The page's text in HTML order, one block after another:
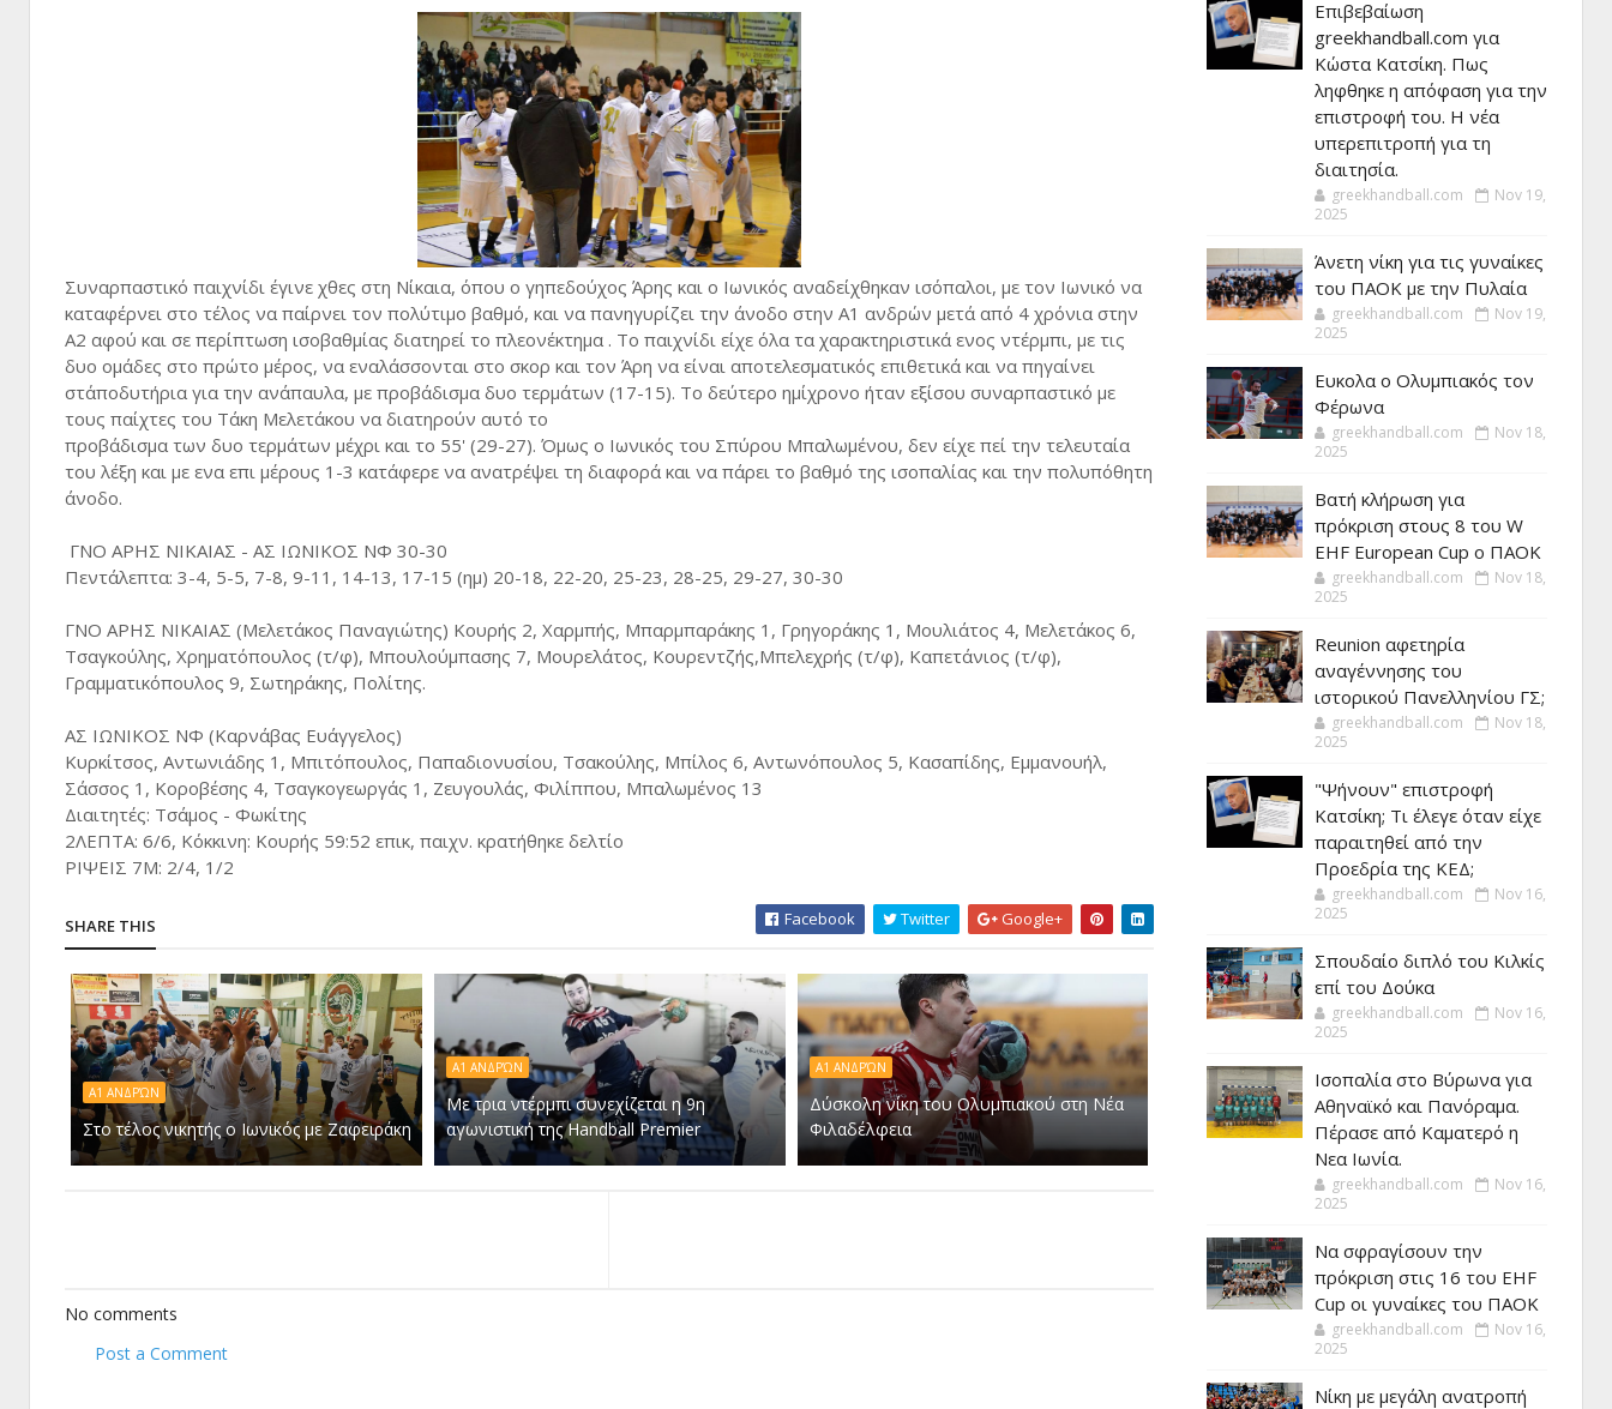
Συναρπαστικό παιχνίδι έγινε χθες στη Νίκαια, όπου ο γηπεδούχος Άρης και ο Ιωνικός αναδείχθηκαν ισόπαλοι, με τον Ιωνικό να
καταφέρνει στο τέλος να παίρνει τον πολύτιμο βαθμό, και να πανηγυρίζει την άνοδο στην Α1 ανδρών μετά από 4 χρόνια στην
Α2 αφού και σε περίπτωση ισοβαθμίας διατηρεί το πλεονέκτημα . Το παιχνίδι είχε όλα τα χαρακτηριστικά ενος ντέρμπι, με τις
δυο ομάδες στο πρώτο μέρος, να εναλάσσονται στο σκορ και τον Άρη να είναι αποτελεσματικός επιθετικά και να πηγαίνει
στ΄αποδυτήρια για την ανάπαυλα, με προβάδισμα δυο τερμάτων (17-15). Το δεύτερο ημίχρονο ήταν εξίσου συναρπαστικό με
τους παίχτες του Τάκη Μελετάκου να διατηρούν αυτό το
προβάδισμα των δυο τερμάτων μέχρι και το 55' (29-27). Όμως ο Ιωνικός του Σπύρου Μπαλωμένου, δεν είχε πεί την τελευταία
του λέξη και με ενα επι μέρους 1-3 κατάφερε να ανατρέψει τη διαφορά και να πάρει το βαθμό της ισοπαλίας και την πολυπόθητη
άνοδο.
ΓΝΟ ΑΡΗΣ ΝΙΚΑΙΑΣ - ΑΣ ΙΩΝΙΚΟΣ ΝΦ 30-30
Πεντάλεπτα: 3-4, 5-5, 7-8, 9-11, 14-13, 17-15 (ημ) 20-18, 22-20, 25-23, 28-25, 29-27, 30-30
ΓΝΟ ΑΡΗΣ ΝΙΚΑΙΑΣ (Μελετάκος Παναγιώτης) Κουρής 2, Χαρμπής, Μπαρμπαράκης 1, Γρηγοράκης 1, Μουλιάτος 4, Μελετάκος 6,
Τσαγκούλης, Χρηματόπουλος (τ/φ), Μπουλούμπασης 7, Μουρελάτος, Κουρεντζής,Μπελεχρής (τ/φ), Καπετάνιος (τ/φ),
Γραμματικόπουλος 9, Σωτηράκης, Πολίτης.
ΑΣ ΙΩΝΙΚΟΣ ΝΦ (Καρνάβας Ευάγγελος)
Κυρκίτσος, Αντωνιάδης 1, Μπιτόπουλος, Παπαδιονυσίου, Τσακούλης, Μπίλος 6, Αντωνόπουλος 5, Κασαπίδης, Εμμανουήλ,
Σάσσος 1, Κοροβέσης 4, Τσαγκογεωργάς 1, Ζευγουλάς, Φιλίππου, Μπαλωμένος 13
Διαιτητές: Τσάμος - Φωκίτης
2ΛΕΠΤΑ: 6/6, Κόκκινη: Κουρής 59:52 επικ, παιχν. κρατήθηκε δελτίο
ΡΙΨΕΙΣ 7Μ: 2/4, 1/2
SHARE THIS Facebook Twitter Google+
Α1 ΑΝΔΡΏΝ
Στο τέλος νικητής ο Ιωνικός με Ζαφειράκη
A1 ΑΝΔΡΏΝ
Με τρια ντέρμπι συνεχίζεται η 9η
αγωνιστική της Handball Premier
Α1 ΑΝΔΡΏΝ
Δύσκολη νίκη του Ολυμπιακού στη Νέα
Φιλαδέλφεια
No comments
Post a Comment
Επιβεβαίωση
greekhandball.com για
Κώστα Κατσίκη. Πως
ληφθηκε η απόφαση για την
επιστροφή του. Η νέα
υπερεπιτροπή για τη
διαιτησία.
greekhandball.com
Nov 19,
2025
Άνετη νίκη για τις γυναίκες
του ΠΑΟΚ με την Πυλαία
greekhandball.com
Nov 19,
2025
Ευκολα ο Ολυμπιακός τον
Φέρωνα
greekhandball.com
Nov 18,
2025
Βατή κλήρωση για
πρόκριση στους 8 του W
EHF European Cup ο ΠΑΟΚ
greekhandball.com
Nov 18,
2025
Reunion αφετηρία
αναγέννησης του
ιστορικού Πανελληνίου ΓΣ;
greekhandball.com
Nov 18,
2025
"Ψήνουν" επιστροφή
Κατσίκη; Τι έλεγε όταν είχε
παραιτηθεί από την
Προεδρία της ΚΕΔ;
greekhandball.com
Nov 16,
2025
Σπουδαίο διπλό του Κιλκίς
επί του Δούκα
greekhandball.com
Nov 16,
2025
Ισοπαλία στο Βύρωνα για
Αθηναϊκό και Πανόραμα.
Πέρασε από Καματερό η
Νεα Ιωνία.
greekhandball.com
Nov 16,
2025
Να σφραγίσουν την
πρόκριση στις 16 του EHF
Cup οι γυναίκες του ΠΑΟΚ
greekhandball.com
Nov 16,
2025
Νίκη με μεγάλη ανατροπή